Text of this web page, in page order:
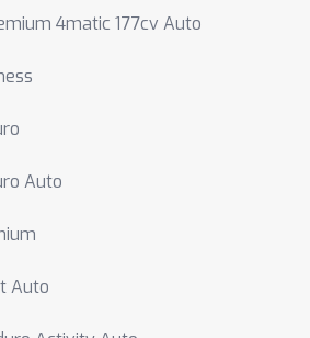
4matic 177cv Auto
Auto
Auto